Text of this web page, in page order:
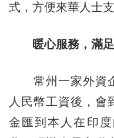
式，方便來華人士支
暖心服務，滿
常州一家外資企
人民幣工資後，會
金匯到本人在印